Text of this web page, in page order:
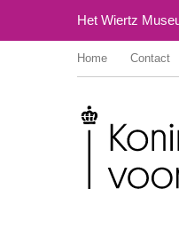
Het Wiertz
Home Contact